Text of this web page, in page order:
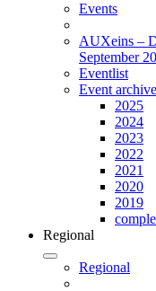
Events
AUXeins –
September
Eventlist
Event
2025
2024
2023
2022
2021
2020
2019
Regional
Regional